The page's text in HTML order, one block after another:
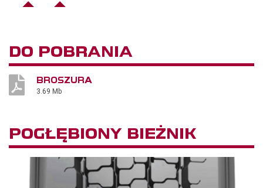
DO POBRANIA
BROSZURA
3.69 Mb
POGŁĘBIONY BIEŻNIK